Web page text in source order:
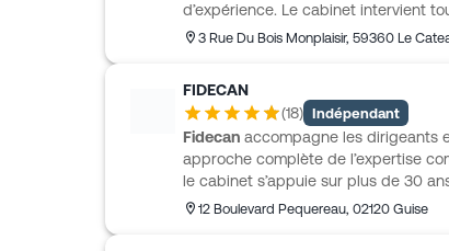
d’expérience. Le cabinet intervient
la création jusqu’à la transmission,
missions proposées. Un conseiller
apporte un appui concret dans les
étapes plus sensibles du
3 Rue Du Bois Monplaisir, 59360 Le
FIDECAN
(18) Indépendant
Fidecan accompagne les dirigeants
approche complète de l’expertise
le cabinet s’appuie sur plus de 30
et réunit une équipe de
12 Boulevard Pequereau, 02120 Guise